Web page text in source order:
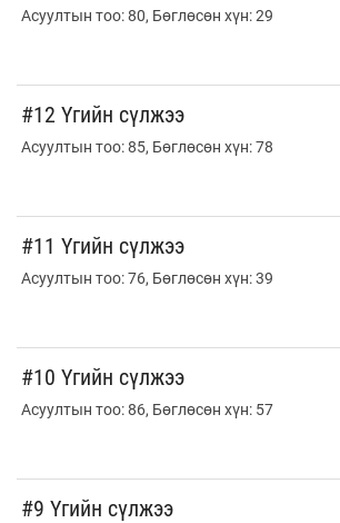
Асуултын тоо: 80, Бөглөсөн хүн: 29
#12 Үгийн сүлжээ
Асуултын тоо: 85, Бөглөсөн хүн: 78
#11 Үгийн сүлжээ
Асуултын тоо: 76, Бөглөсөн хүн: 39
#10 Үгийн сүлжээ
Асуултын тоо: 86, Бөглөсөн хүн: 57
#9 Үгийн сүлжээ